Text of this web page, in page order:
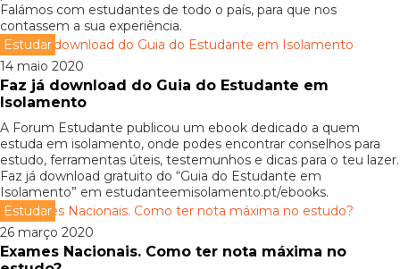
Falámos com estudantes de todo o país, para que nos
contassem a sua experiência.
Estudar
14 maio 2020
Faz já download do Guia do Estudante em
Isolamento
A Forum Estudante publicou um ebook dedicado a quem
estuda em isolamento, onde podes encontrar conselhos para
estudo, ferramentas úteis, testemunhos e dicas para o teu lazer.
Faz já download gratuito do “Guia do Estudante em
Isolamento” em estudanteemisolamento.pt/ebooks.
Estudar
26 março 2020
Exames Nacionais. Como ter nota máxima no